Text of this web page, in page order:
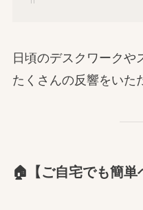
日頃のデスクワークや
たくさんの反響をいた
🏠【ご自宅でも簡単